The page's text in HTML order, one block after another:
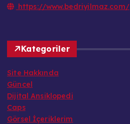
https://www.bedriyilmaz.com/
Kategoriler
Site Hakkında
Güncel
Dijital Ansiklopedi
Caps
Görsel İçeriklerim